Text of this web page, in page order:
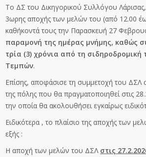
Το ΔΣ του Δικηγορικού Συλλόγου
3ωρης αποχής των μελών του (από 12.00
καθήκοντά τους την Παρασκευή 27
παραμονή της ημέρας μνήμης, καθώς
τρία (3) χρόνια από τη σιδηροδρομική
Τεμπών.
Επίσης, αποφάσισε τη συμμετοχή του
της πόλης που θα πραγματοποιηθεί στις
την οποία θα ακολουθήσει εγκαίρως
Ειδικότερα , το πλαίσιο της αποχής των
εξής :
Η αποχή των μελών του ΔΣΛ στις